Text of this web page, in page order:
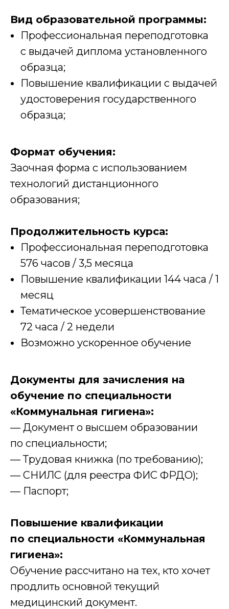
Вид образовательной программы:
Профессиональная переподготовка
с выдачей диплома установленного
образца;
Повышение квалификации с выдачей
удостоверения государственного
образца;
Формат обучения:
Заочная форма с использованием
технологий дистанционного
образования;
Продолжительность курса:
Профессиональная переподготовка
576 часов / 3,5 месяца
Повышение квалификации 144 часа / 1
месяц
Тематическое усовершенствование
72 часа / 2 недели
Возможно ускоренное обучение
Документы для зачисления на
обучение по специальности
«Коммунальная гигиена»:
— Документ о высшем образовании
по специальности;
— Трудовая книжка (по требованию);
— СНИЛС (для реестра ФИС ФРДО);
— Паспорт;
Повышение квалификации
по специальности «Коммунальная
гигиена»:
Обучение рассчитано на тех, кто хочет
продлить основной текущий
медицинский документ.